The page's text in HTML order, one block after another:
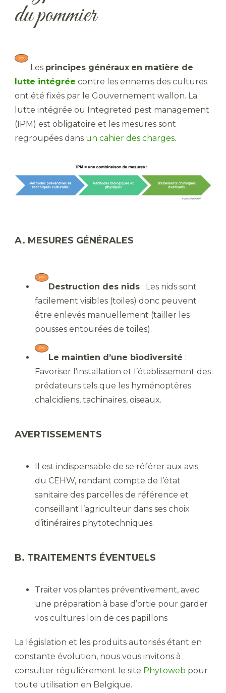
du pommier
​ Les principes généraux en matière de
lutte intégrée contre les ennemis des cultures
ont été fixés par le Gouvernement wallon. La
lutte intégrée ou Integreted pest management
(IPM) est obligatoire et les mesures sont
regroupées dans un cahier des charges.
A. MESURES GÉNÉRALES
Destruction des nids : Les nids sont
facilement visibles (toiles) donc peuvent
être enlevés manuellement (tailler les
pousses entourées de toiles).
Le maintien d’une biodiversité :
Favoriser l’installation et l’établissement des
prédateurs tels que les hyménoptères
chalcidiens, tachinaires, oiseaux.
AVERTISSEMENTS
Il est indispensable de se référer aux avis
du CEHW, rendant compte de l’état
sanitaire des parcelles de référence et
conseillant l’agriculteur dans ses choix
d’itinéraires phytotechniques.
B. TRAITEMENTS ÉVENTUELS
Traiter vos plantes préventivement, avec
une préparation à base d’ortie pour garder
vos cultures loin de ces papillons
La législation et les produits autorisés étant en
constante évolution, nous vous invitons à
consulter régulièrement le site Phytoweb pour
toute utilisation en Belgique.